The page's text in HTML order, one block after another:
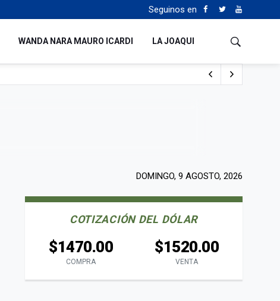
Seguinos en
WANDA NARA MAURO ICARDI LA JOAQUI
DOMINGO, 9 AGOSTO, 2026
COTIZACIÓN DEL DÓLAR
$1470.00
COMPRA
$1520.00
VENTA